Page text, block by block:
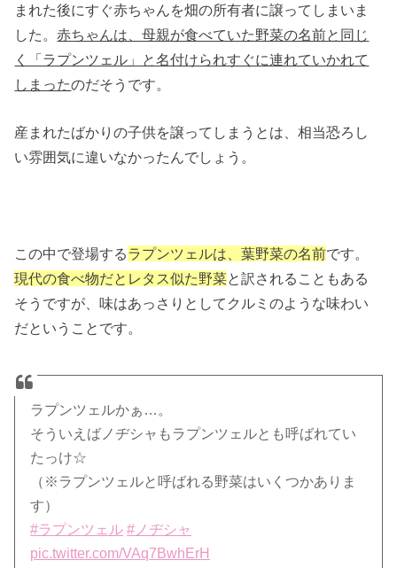
まれた後にすぐ赤ちゃんを畑の所有者に譲ってしまいま
した。赤ちゃんは、母親が食べていた野菜の名前と同じ
く「ラプンツェル」と名付けられすぐに連れていかれて
しまったのだそうです。
産まれたばかりの子供を譲ってしまうとは、相当恐ろし
い雰囲気に違いなかったんでしょう。
この中で登場するラプンツェルは、葉野菜の名前です。
現代の食べ物だとレタス似た野菜と訳されることもある
そうですが、味はあっさりとしてクルミのような味わい
だということです。
ラプンツェルかぁ…。
そういえばノヂシャもラプンツェルとも呼ばれてい
たっけ☆
（※ラプンツェルと呼ばれる野菜はいくつかありま
す）
#ラプンツェル #ノヂシャ
pic.twitter.com/VAq7BwhErH